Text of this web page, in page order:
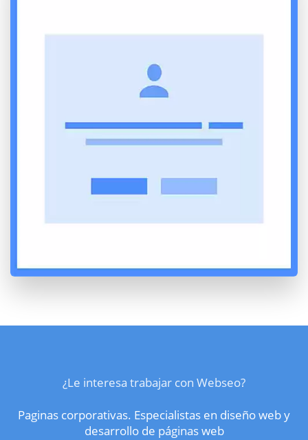
¿Le interesa trabajar con Webseo?
Paginas corporativas. Especialistas en diseño web y
desarrollo de páginas web